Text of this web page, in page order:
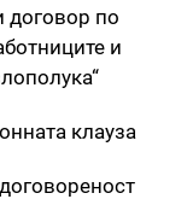
договор по
и
клауза